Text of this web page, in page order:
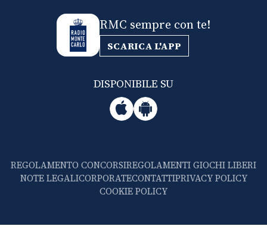
RMC sempre con te!
SCARICA L'APP
DISPONIBILE SU
REGOLAMENTO CONCORSIREGOLAMENTI GIOCHI LIBERI
NOTE LEGALICORPORATECONTATTIPRIVACY POLICY
COOKIE POLICY